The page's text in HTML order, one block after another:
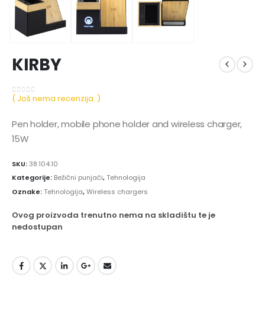
KIRBY
0 out of 5
( Još nema recenzija. )
Pen holder, mobile phone holder and wireless charger,
15W
SKU:38.104.10
Kategorije: Bežični punjači,Tehnologija
Oznake:Tehnologija,Wireless chargers
Ovog proizvoda trenutno nema na skladištu te je
nedostupan